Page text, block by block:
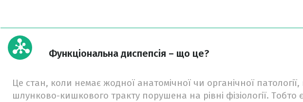
Функціональна диспепсія – що це?
Це стан, коли немає жодної анатомічної чи органічної
шлунково-кишкового тракту порушена на рівні фізіології. Тобто є